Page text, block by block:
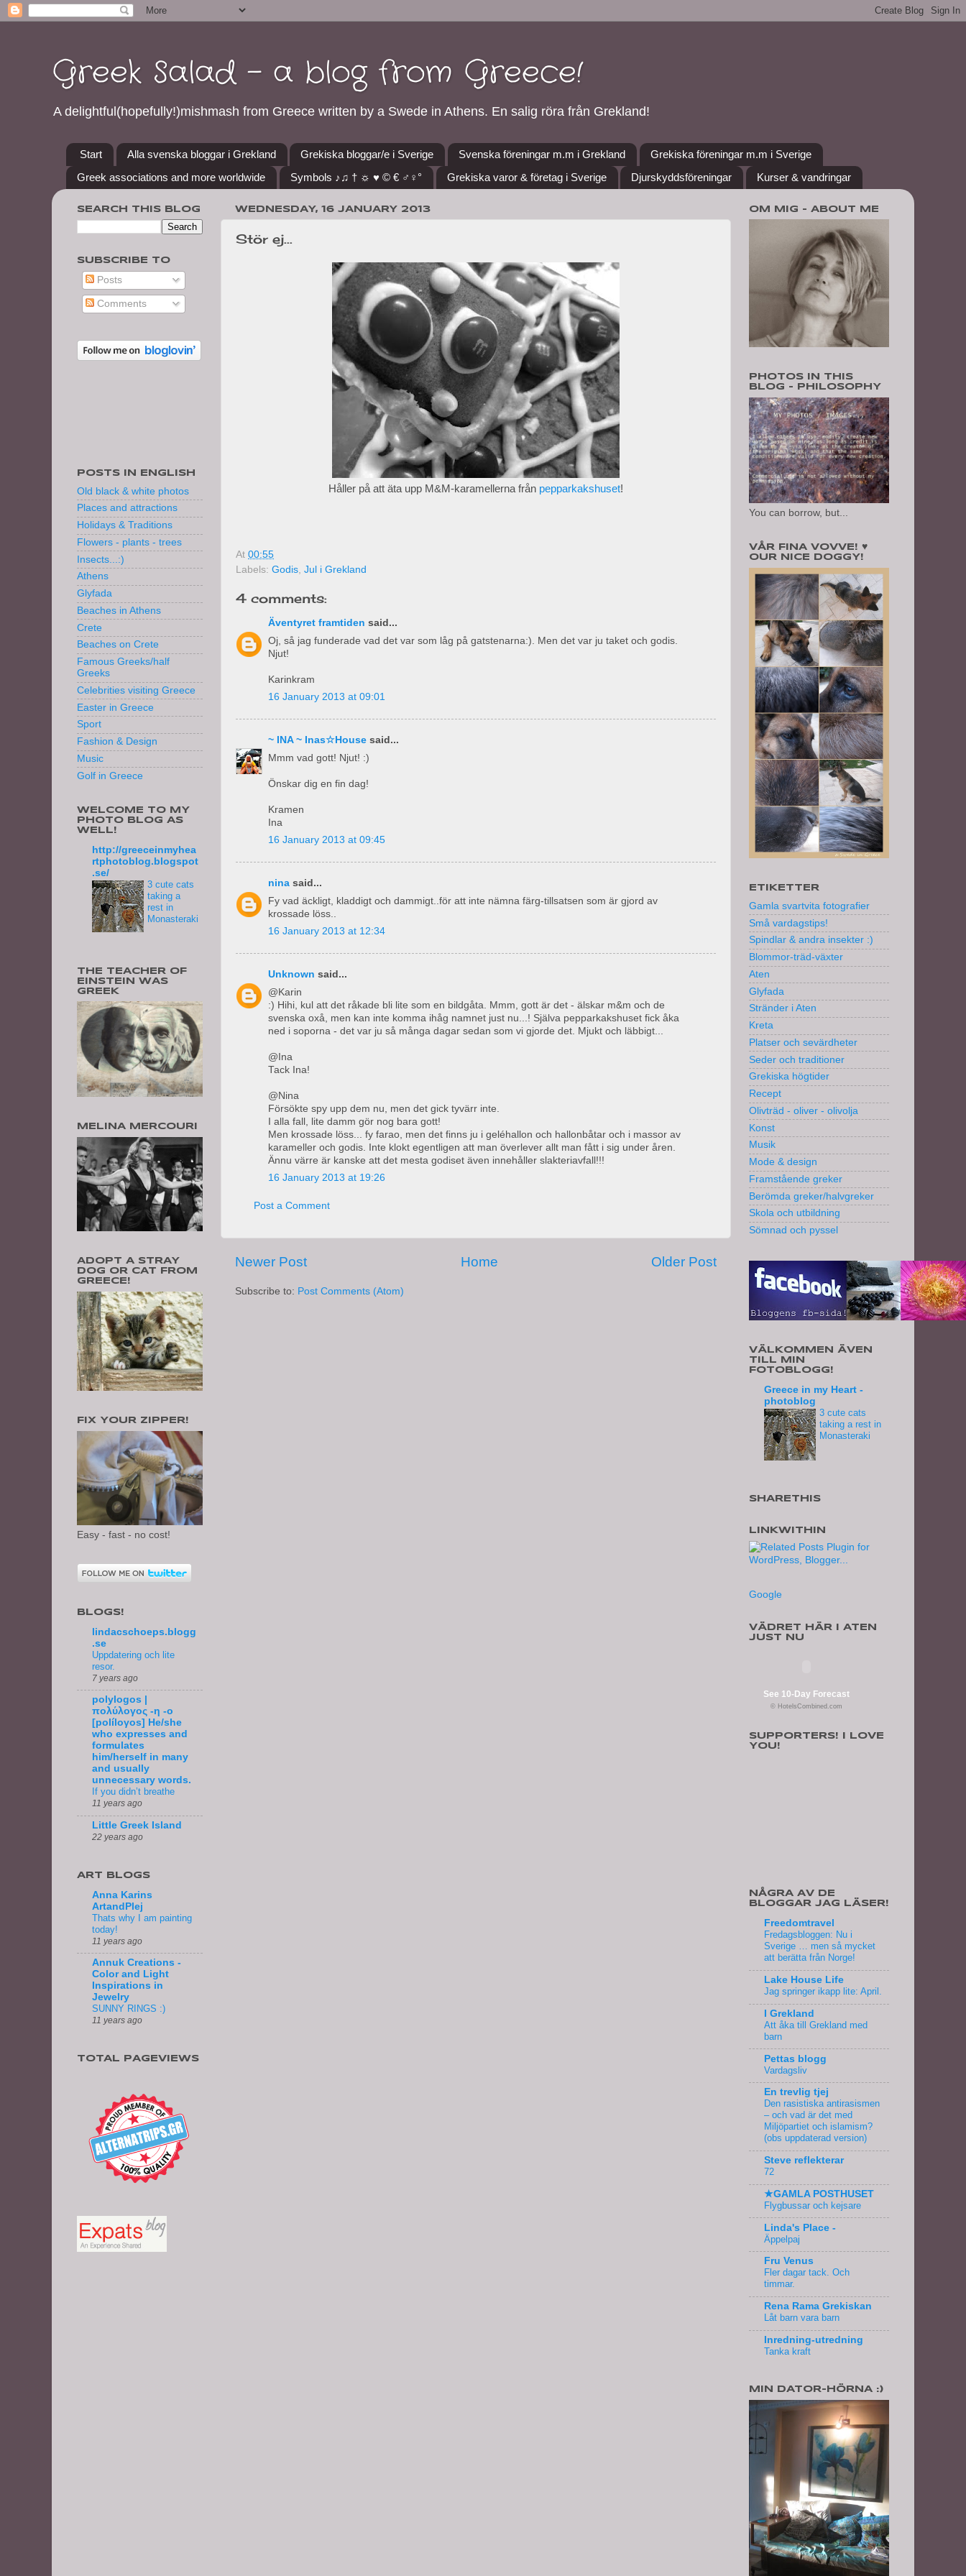
Greek Salad - a blog from Greece!
A delightful(hopefully!)mishmash from Greece written by a Swede in Athens. En salig röra från Grekland!
Start Alla svenska bloggar i Grekland Grekiska bloggar/e i Sverige Svenska föreningar m.m i Grekland
Grekiska föreningar m.m i Sverige
Greek associations and more worldwide
Symbols ♪♫ † ☼ ♥ © € ♂♀° Grekiska varor & företag i Sverige Djurskyddsföreningar Kurser & vandringar
WEDNESDAY, 16 JANUARY 2013
Stör ej...
Håller på att äta upp M&M-karamellerna från pepparkakshuset!
At 00:55
Labels: Godis, Jul i Grekland
4 comments:
Äventyret framtiden said...
Oj, så jag funderade vad det var som låg på gatstenarna:). Men det var ju taket och godis.
Njut!
Karinkram
16 January 2013 at 09:01
~ INA ~ Inas☆House said...
Mmm vad gott! Njut! :)
Önskar dig en fin dag!
Kramen
Ina
16 January 2013 at 09:45
nina said...
Fy vad äckligt, kladdigt och dammigt..för att inte nämna färg-tillsatsen som är gjord av
krossade löss..
16 January 2013 at 12:34
Unknown said...
@Karin
:) Hihi, kul att det råkade bli lite som en bildgåta. Mmm, gott är det - älskar m&m och de
svenska oxå, men kan inte komma ihåg namnet just nu...! Själva pepparkakshuset fick åka
ned i soporna - det var ju så många dagar sedan som vi gjorde det. Mjukt och läbbigt...
@Ina
Tack Ina!
@Nina
Försökte spy upp dem nu, men det gick tyvärr inte.
I alla fall, lite damm gör nog bara gott!
Men krossade löss... fy farao, men det finns ju i geléhallon och hallonbåtar och i massor av
karameller och godis. Inte klokt egentligen att man överlever allt man fått i sig under åren.
Ännu värre är kanske att det mesta godiset även innehåller slakteriavfall!!!
16 January 2013 at 19:26
Post a Comment
Newer Post Older Post
Home
Subscribe to: Post Comments (Atom)
SEARCH THIS BLOG
SUBSCRIBE TO
Posts
Comments
POSTS IN ENGLISH
Old black & white photos
Places and attractions
Holidays & Traditions
Flowers - plants - trees
Insects...:)
Athens
Glyfada
Beaches in Athens
Crete
Beaches on Crete
Famous Greeks/half
Greeks
Celebrities visiting Greece
Easter in Greece
Sport
Fashion & Design
Music
Golf in Greece
WELCOME TO MY
PHOTO BLOG AS
WELL!
http://greeceinmyhea
rtphotoblog.blogspot
.se/
3 cute cats
taking a
rest in
Monasteraki
THE TEACHER OF
EINSTEIN WAS
GREEK
MELINA MERCOURI
ADOPT A STRAY
DOG OR CAT FROM
GREECE!
FIX YOUR ZIPPER!
Easy - fast - no cost!
BLOGS!
lindacschoeps.blogg
.se
Uppdatering och lite
resor.
7 years ago
polylogos |
πολύλογος -η -ο
[políloγos] He/she
who expresses and
formulates
him/herself in many
and usually
unnecessary words.
If you didn’t breathe
11 years ago
Little Greek Island
22 years ago
ART BLOGS
Anna Karins
ArtandPlej
Thats why I am painting
today!
11 years ago
Annuk Creations -
Color and Light
Inspirations in
Jewelry
SUNNY RINGS :)
11 years ago
TOTAL PAGEVIEWS
OM MIG - ABOUT ME
PHOTOS IN THIS
BLOG - PHILOSOPHY
You can borrow, but...
VÅR FINA VOVVE! ♥
OUR NICE DOGGY!
ETIKETTER
Gamla svartvita fotografier
Små vardagstips!
Spindlar & andra insekter :)
Blommor-träd-växter
Aten
Glyfada
Stränder i Aten
Kreta
Platser och sevärdheter
Seder och traditioner
Grekiska högtider
Recept
Olivträd - oliver - olivolja
Konst
Musik
Mode & design
Framstående greker
Berömda greker/halvgreker
Skola och utbildning
Sömnad och pyssel
VÄLKOMMEN ÄVEN
TILL MIN
FOTOBLOGG!
Greece in my Heart -
photoblog
3 cute cats
taking a rest in
Monasteraki
SHARETHIS
LINKWITHIN
Google
VÄDRET HÄR I ATEN
JUST NU
See 10-Day Forecast
© HotelsCombined.com
SUPPORTERS! I LOVE
YOU!
NÅGRA AV DE
BLOGGAR JAG LÄSER!
Freedomtravel
Fredagsbloggen: Nu i
Sverige … men så mycket
att berätta från Norge!
Lake House Life
Jag springer ikapp lite: April.
I Grekland
Att åka till Grekland med
barn
Pettas blogg
Vardagsliv
En trevlig tjej
Den rasistiska antirasismen
– och vad är det med
Miljöpartiet och islamism?
(obs uppdaterad version)
Steve reflekterar
72
★GAMLA POSTHUSET
Flygbussar och kejsare
Linda's Place -
Äppelpaj
Fru Venus
Fler dagar tack. Och
timmar.
Rena Rama Grekiskan
Låt barn vara barn
Inredning-utredning
Tanka kraft
MIN DATOR-HÖRNA :)